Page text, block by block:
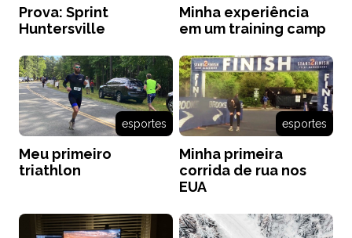
Prova: Sprint
Huntersville
Minha experiência
em um training camp
esportes
Meu primeiro
triathlon
esportes
Minha primeira
corrida de rua nos
EUA